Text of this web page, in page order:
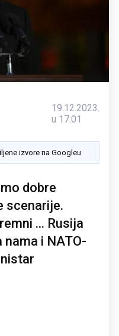
19.12.2023.
u 17:01
izvore na Googleu
dobre
scenarije.
... Rusija
i NATO-